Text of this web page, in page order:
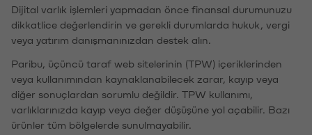
Dijital varlık işlemleri yapmadan önce finansal durumunuzu
dikkatlice değerlendirin ve gerekli durumlarda hukuk, vergi
veya yatırım danışmanınızdan destek alın.
Paribu, üçüncü taraf web sitelerinin (TPW) içeriklerinden
veya kullanımından kaynaklanabilecek zarar, kayıp veya
diğer sonuçlardan sorumlu değildir. TPW kullanımı,
varlıklarınızda kayıp veya değer düşüşüne yol açabilir. Bazı
ürünler tüm bölgelerde sunulmayabilir.